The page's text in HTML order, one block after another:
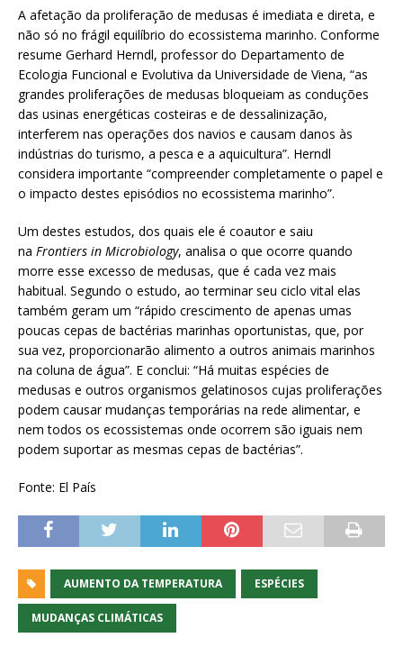
A afetação da proliferação de medusas é imediata e direta, e
não só no frágil equilíbrio do ecossistema marinho. Conforme
resume Gerhard Herndl, professor do Departamento de
Ecologia Funcional e Evolutiva da Universidade de Viena, “as
grandes proliferações de medusas bloqueiam as conduções
das usinas energéticas costeiras e de dessalinização,
interferem nas operações dos navios e causam danos às
indústrias do turismo, a pesca e a aquicultura”. Herndl
considera importante “compreender completamente o papel e
o impacto destes episódios no ecossistema marinho”.
Um destes estudos, dos quais ele é coautor e saiu
na Frontiers in Microbiology, analisa o que ocorre quando
morre esse excesso de medusas, que é cada vez mais
habitual. Segundo o estudo, ao terminar seu ciclo vital elas
também geram um “rápido crescimento de apenas umas
poucas cepas de bactérias marinhas oportunistas, que, por
sua vez, proporcionarão alimento a outros animais marinhos
na coluna de água”. E conclui: “Há muitas espécies de
medusas e outros organismos gelatinosos cujas proliferações
podem causar mudanças temporárias na rede alimentar, e
nem todos os ecossistemas onde ocorrem são iguais nem
podem suportar as mesmas cepas de bactérias”.
Fonte: El País
AUMENTO DA TEMPERATURA ESPÉCIES
MUDANÇAS CLIMÁTICAS